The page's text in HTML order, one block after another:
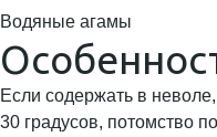
Водяные агамы
Если содержать в
30 градусов, потомство